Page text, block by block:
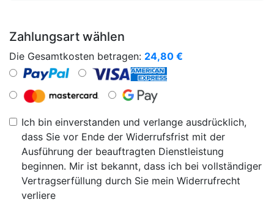
Zahlungsart wählen
Die Gesamtkosten betragen: 24,80 €
Ich bin einverstanden und verlange ausdrücklich,
dass Sie vor Ende der Widerrufsfrist mit der
Ausführung der beauftragten Dienstleistung
beginnen. Mir ist bekannt, dass ich bei vollständiger
Vertragserfüllung durch Sie mein Widerrufrecht
verliere